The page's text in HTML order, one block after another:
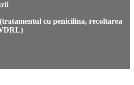
cu penicilina, recoltarea